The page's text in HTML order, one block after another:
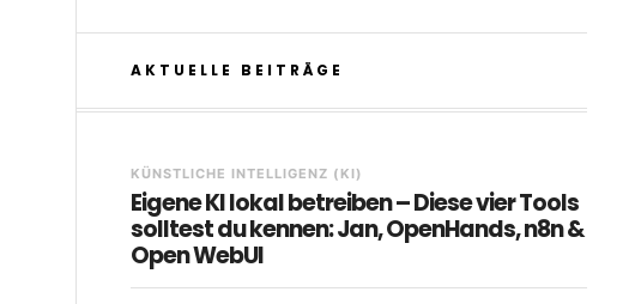
AKTUELLE BEITRÄGE
KÜNSTLICHE INTELLIGENZ (KI)
Eigene KI lokal betreiben – Diese vier Tools
solltest du kennen: Jan, OpenHands, n8n &
Open WebUI